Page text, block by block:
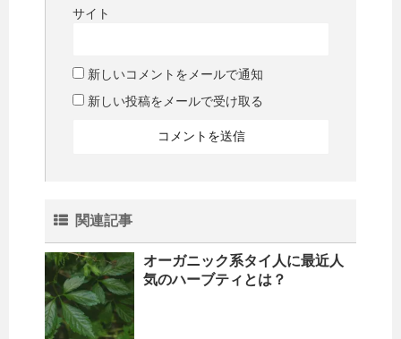
サイト
新しいコメントをメールで通知
新しい投稿をメールで受け取る
関連記事
オーガニック系タイ人に最近人
気のハーブティとは？